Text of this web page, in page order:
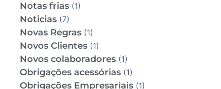
Notas frias (1)
Noticias (7)
Novas Regras (1)
Novos Clientes (1)
Novos colaboradores (1)
Obrigações acessórias (1)
Obrigações Empresariais (1)